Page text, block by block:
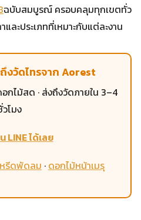
ฉบับสมบูรณ์ ครอบคลุมทุกเขตทั่ว
ละประเภทที่เหมาะกับแต่ละงาน
งวัดไทรจาก Aorest
อกไม้สด · ส่งถึงวัดภายใน 3–4
วโมง
LINE ได้เลย
รีดพัดลม · ดอกไม้หน้าเมรุ